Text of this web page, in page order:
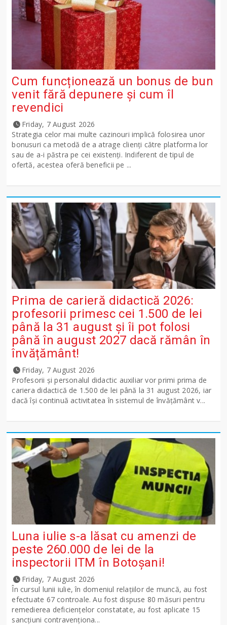
Cum funcționează un bonus de bun
venit fără depunere și cum îl
revendici
Friday, 7 August 2026
Strategia celor mai multe cazinouri implică folosirea unor
bonusuri ca metodă de a atrage clienți către platforma lor
sau de a-i păstra pe cei existenți. Indiferent de tipul de
ofertă, acestea oferă beneficii pe ...
Prima de carieră didactică 2026:
profesorii primesc cei 1.500 de lei
până la 31 august și îi pot folosi
până în august 2027 dacă rămân în
învățământ!
Friday, 7 August 2026
Profesorii și personalul didactic auxiliar vor primi prima de
cariera didactică de 1.500 de lei până la 31 august 2026, iar
dacă își continuă activitatea în sistemul de învățământ v...
Luna iulie s-a lăsat cu amenzi de
peste 260.000 de lei de la
inspectorii ITM în Botoșani!
Friday, 7 August 2026
În cursul lunii iulie, în domeniul relațiilor de muncă, au fost
efectuate 67 controale. Au fost dispuse 80 măsuri pentru
remedierea deficiențelor constatate, au fost aplicate 15
sancţiuni contravenționa...